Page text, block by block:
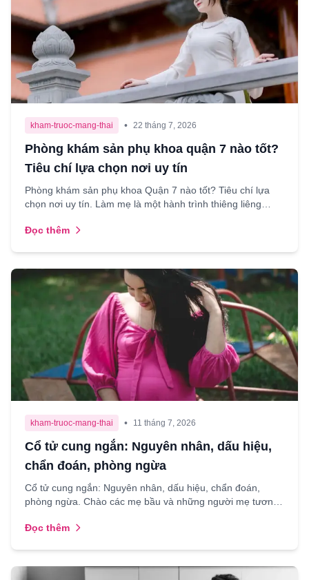
kham-truoc-mang-thai • 22 tháng 7, 2026
Phòng khám sản phụ khoa quận 7 nào tốt?
Tiêu chí lựa chọn nơi uy tín
Phòng khám sản phụ khoa Quận 7 nào tốt? Tiêu chí lựa
chọn nơi uy tín. Làm mẹ là một hành trình thiêng liêng
Đọc thêm
kham-truoc-mang-thai • 11 tháng 7, 2026
Cổ tử cung ngắn: Nguyên nhân, dấu hiệu,
chẩn đoán, phòng ngừa
Cổ tử cung ngắn: Nguyên nhân, dấu hiệu, chẩn đoán,
phòng ngừa. Chào các mẹ bầu và những người mẹ tương
Đọc thêm